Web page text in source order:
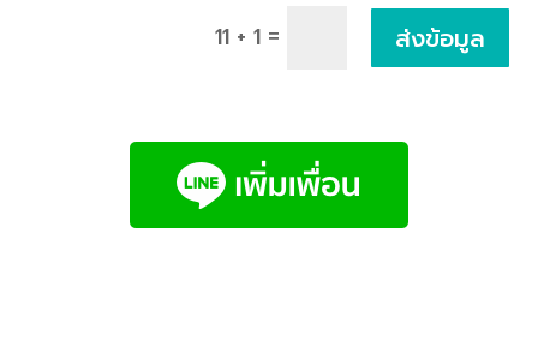
11 + 1= ส่งข้อมูล